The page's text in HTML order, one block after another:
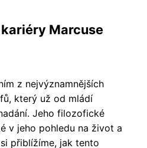
Marcuse
z nejvýznamnějších
který už od mládí
Jeho filozofické
v jeho pohledu na život a
přiblížíme, jak tento